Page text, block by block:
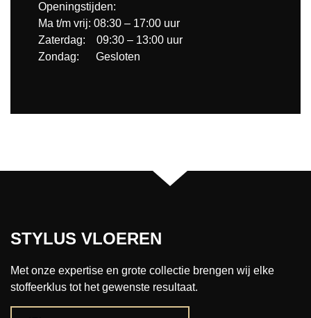
Openingstijden:
Ma t/m vrij: 08:30 – 17:00 uur
Zaterdag: 09:30 – 13:00 uur
Zondag: Gesloten
STYLUS VLOEREN
Met onze expertise en grote collectie brengen wij elke
stoffeerklus tot het gewenste resultaat.